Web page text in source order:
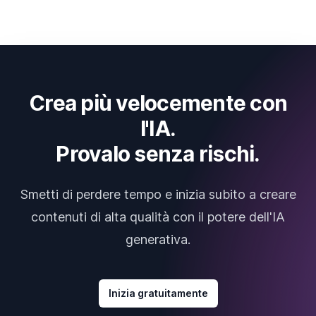
Crea più velocemente con
l'IA.
Provalo senza rischi.
Smetti di perdere tempo e inizia subito a creare
contenuti di alta qualità con il potere dell'IA
generativa.
Inizia gratuitamente